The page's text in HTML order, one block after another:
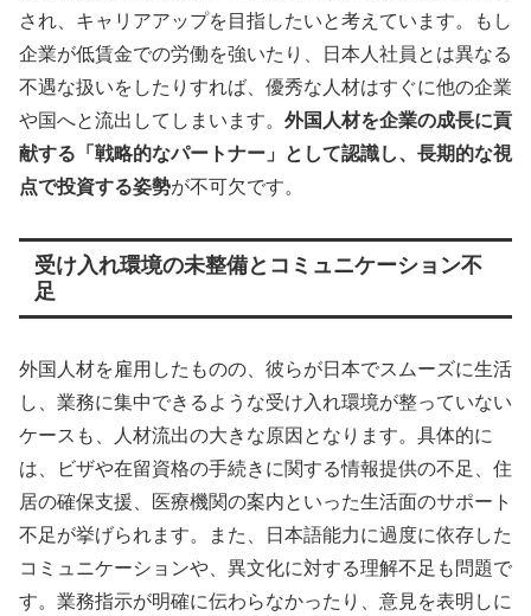
され、キャリアアップを目指したいと考えています。もし
企業が低賃金での労働を強いたり、日本人社員とは異なる
不遇な扱いをしたりすれば、優秀な人材はすぐに他の企業
や国へと流出してしまいます。 外国人材を企業の成長に貢
献する「戦略的なパートナー」として認識し、長期的な視
点で投資する姿勢が不可欠です。
受け入れ環境の未整備とコミュニケーション不
足
外国人材を雇用したものの、彼らが日本でスムーズに生活
し、業務に集中できるような受け入れ環境が整っていない
ケースも、人材流出の大きな原因となります。具体的に
は、ビザや在留資格の手続きに関する情報提供の不足、住
居の確保支援、医療機関の案内といった生活面のサポート
不足が挙げられます。また、日本語能力に過度に依存した
コミュニケーションや、異文化に対する理解不足も問題で
す。業務指示が明確に伝わらなかったり、意見を表明しに